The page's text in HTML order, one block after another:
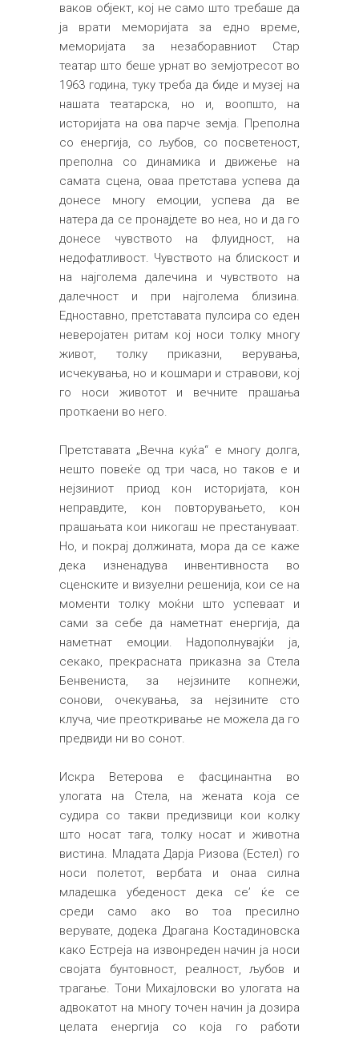
ваков објект, кој не само што требаше да
ја врати меморијата за едно време,
меморијата за незаборавниот Стар
театар што беше урнат во земјотресот во
1963 година, туку треба да биде и музеј на
нашата театарска, но и, воопшто, на
историјата на ова парче земја. Преполна
со енергија, со љубов, со посветеност,
преполна со динамика и движење на
самата сцена, оваа претстава успева да
донесе многу емоции, успева да ве
натера да се пронајдете во неа, но и да го
донесе чувството на флуидност, на
недофатливост. Чувството на блискост и
на најголема далечина и чувството на
далечност и при најголема близина.
Едноставно, претставата пулсира со еден
неверојатен ритам кој носи толку многу
живот, толку приказни, верувања,
исчекувања, но и кошмари и стравови, кој
го носи животот и вечните прашања
проткаени во него.
Претставата „Вечна куќа“ е многу долга,
нешто повеќе од три часа, но таков е и
нејзиниот приод кон историјата, кон
неправдите, кон повторувањето, кон
прашањата кои никогаш не престануваат.
Но, и покрај должината, мора да се каже
дека изненадува инвентивноста во
сценските и визуелни решенија, кои се на
моменти толку моќни што успеваат и
сами за себе да наметнат енергија, да
наметнат емоции. Надополнувајќи ја,
секако, прекрасната приказна за Стела
Бенвениста, за нејзините копнежи,
сонови, очекувања, за нејзините сто
клуча, чие преоткривање не можела да го
предвиди ни во сонот.
Искра Ветерова е фасцинантна во
улогата на Стела, на жената која се
судира со такви предизвици кои колку
што носат тага, толку носат и животна
вистина. Младата Дарја Ризова (Естел) го
носи полетот, вербата и онаа силна
младешка убеденост дека се’ ќе се
среди само ако во тоа пресилно
верувате, додека Драгана Костадиновска
како Естреја на извонреден начин ја носи
својата бунтовност, реалност, љубов и
трагање. Тони Михајловски во улогата на
адвокатот на многу точен начин ја дозира
целата енергија со која го работи